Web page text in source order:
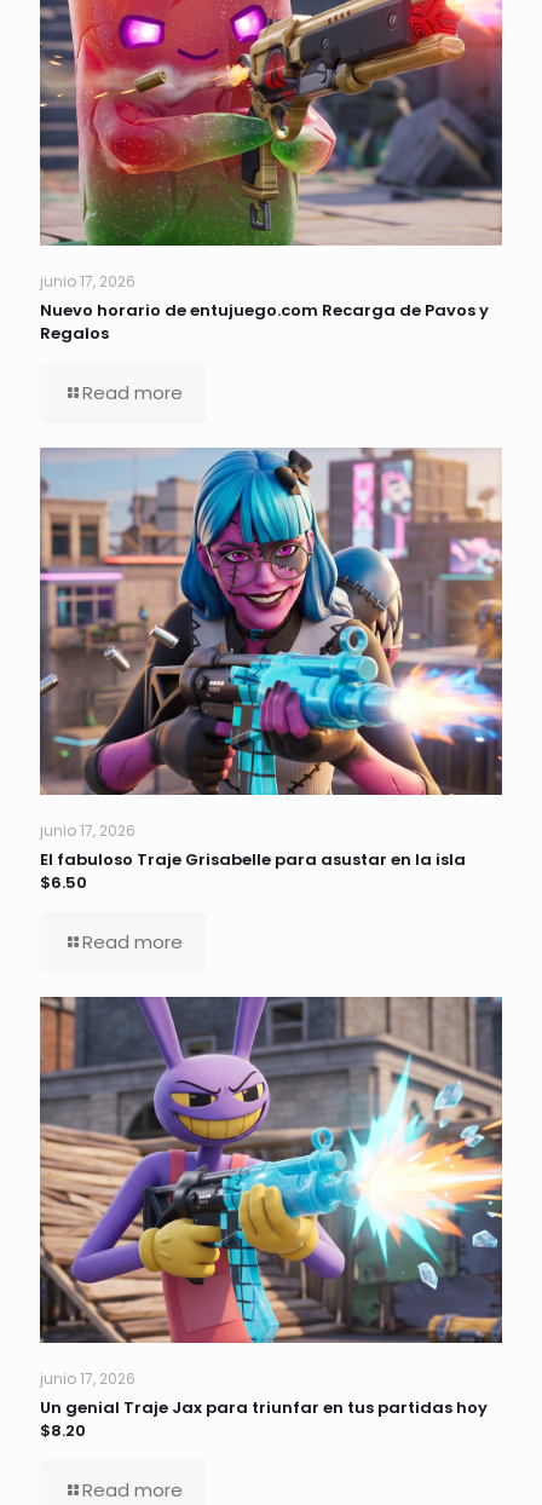
junio 17, 2026
Nuevo horario de entujuego.com Recarga de Pavos y
Regalos
Read more
junio 17, 2026
El fabuloso Traje Grisabelle para asustar en la isla
$6.50
Read more
junio 17, 2026
Un genial Traje Jax para triunfar en tus partidas hoy
$8.20
Read more